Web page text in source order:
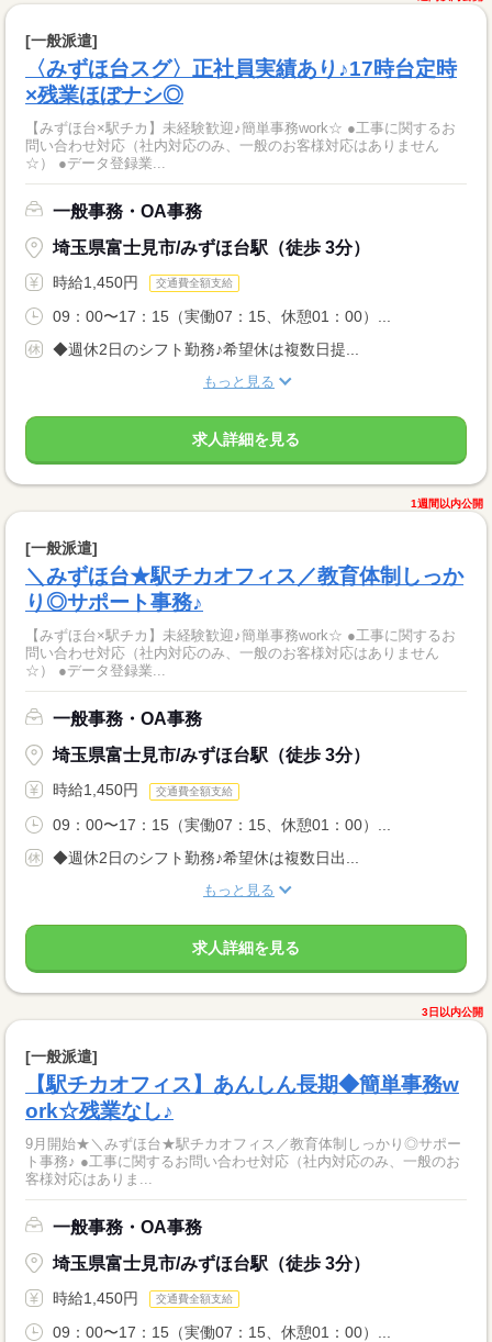
[一般派遣]
〈みずほ台スグ〉正社員実績あり♪17時台定時
×残業ほぼナシ◎
【みずほ台×駅チカ】未経験歓迎♪簡単事務work☆ ●工事に関するお
問い合わせ対応（社内対応のみ、一般のお客様対応はありません
☆） ●データ登録業...
一般事務・OA事務
埼玉県富士見市/みずほ台駅（徒歩 3分）
時給1,450円 交通費全額支給
09：00〜17：15（実働07：15、休憩01：00）...
◆週休2日のシフト勤務♪希望休は複数日提...
もっと見る
求人詳細を見る
1週間以内公開
[一般派遣]
＼みずほ台★駅チカオフィス／教育体制しっか
り◎サポート事務♪
【みずほ台×駅チカ】未経験歓迎♪簡単事務work☆ ●工事に関するお
問い合わせ対応（社内対応のみ、一般のお客様対応はありません
☆） ●データ登録業...
一般事務・OA事務
埼玉県富士見市/みずほ台駅（徒歩 3分）
時給1,450円 交通費全額支給
09：00〜17：15（実働07：15、休憩01：00）...
◆週休2日のシフト勤務♪希望休は複数日出...
もっと見る
求人詳細を見る
3日以内公開
[一般派遣]
【駅チカオフィス】あんしん長期◆簡単事務w
ork☆残業なし♪
9月開始★＼みずほ台★駅チカオフィス／教育体制しっかり◎サポー
ト事務♪ ●工事に関するお問い合わせ対応（社内対応のみ、一般のお
客様対応はありま...
一般事務・OA事務
埼玉県富士見市/みずほ台駅（徒歩 3分）
時給1,450円 交通費全額支給
09：00〜17：15（実働07：15、休憩01：00）...